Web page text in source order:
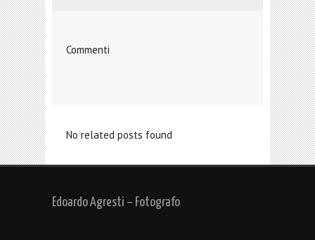
Commenti
No related posts found
Edoardo Agresti – Fotografo